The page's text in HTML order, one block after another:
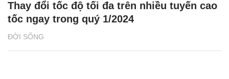
ĐỜI SỐNG
Thay đổi tốc độ tối đa trên nhiều tuyến cao
tốc ngay trong quý 1/2024